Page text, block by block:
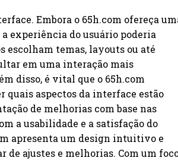
Embora o 65h.com ofereça
experiência do usuário poderia
escolham temas, layouts ou até
em uma interação mais
disso, é vital que o 65h.com
quais aspectos da interface estão
de melhorias com base nas
a usabilidade e a satisfação do
apresenta um design intuitivo e
de ajustes e melhorias. Com um